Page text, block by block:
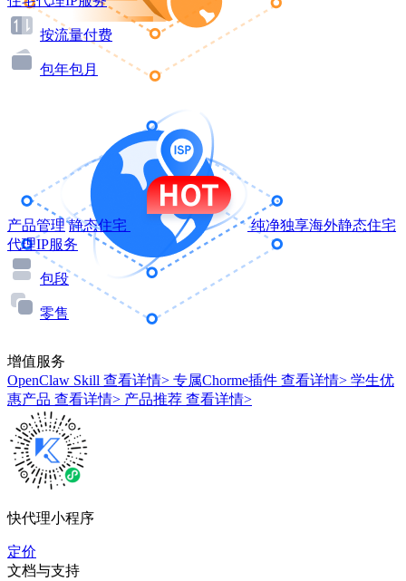
按流量付费
包年包月
产品管理 静态住宅
纯净独享海外静态住宅
代理IP服务
包段
零售
增值服务
OpenClaw Skill 查看详情> 专属Chorme插件 查看详情> 学生优
惠产品 查看详情> 产品推荐 查看详情>
快代理小程序
定价
文档与支持